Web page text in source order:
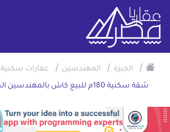
/ الجيزة / المهندسين / عقارات سكنية
شقة سكنية 180م للبيع كاش بالمهندسين الجيزة